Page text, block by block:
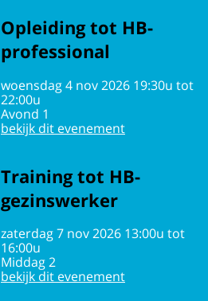
Opleiding tot HB-
professional
woensdag 4 nov 2026 19:30u tot
22:00u
Avond 1
bekijk dit evenement
Training tot HB-
gezinswerker
zaterdag 7 nov 2026 13:00u tot
16:00u
Middag 2
bekijk dit evenement